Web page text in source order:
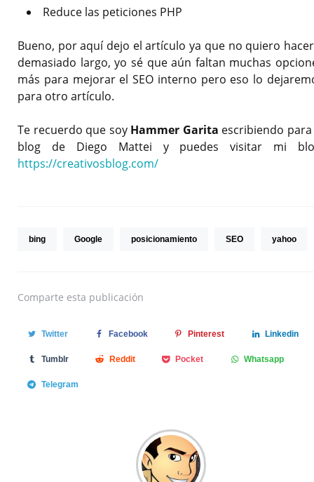
Reduce las peticiones PHP
Bueno, por aquí dejo el artículo ya que no quiero
demasiado largo, yo sé que aún faltan muchas
más para mejorar el SEO interno pero eso lo
para otro artículo.
Te recuerdo que soy Hammer Garita escribiendo para
blog de Diego Mattei y puedes visitar mi
https://creativosblog.com/
bing Google posicionamiento SEO yahoo
Comparte esta publicación
Twitter Facebook Pinterest Linkedin
Tumblr Reddit Pocket Whatsapp
Telegram